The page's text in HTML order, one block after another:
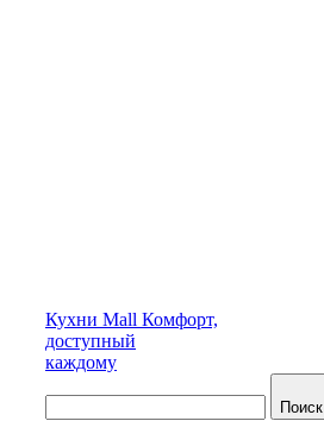
Кухни Mall Комфорт,
доступный
каждому
Поиск